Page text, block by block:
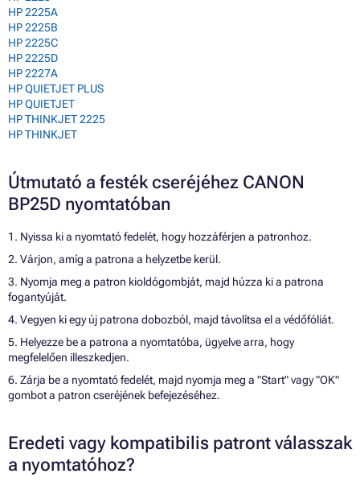
HP 2225A
HP 2225B
HP 2225C
HP 2225D
HP 2227A
HP QUIETJET PLUS
HP QUIETJET
HP THINKJET 2225
HP THINKJET
Útmutató a festék cseréjéhez CANON
BP25D nyomtatóban
1. Nyissa ki a nyomtató fedelét, hogy hozzáférjen a patronhoz.
2. Várjon, amíg a patrona a helyzetbe kerül.
3. Nyomja meg a patron kioldógombját, majd húzza ki a patrona
fogantyúját.
4. Vegyen ki egy új patrona dobozból, majd távolítsa el a védőfóliát.
5. Helyezze be a patrona a nyomtatóba, ügyelve arra, hogy
megfelelően illeszkedjen.
6. Zárja be a nyomtató fedelét, majd nyomja meg a "Start" vagy "OK"
gombot a patron cseréjének befejezéséhez.
Eredeti vagy kompatibilis patront válasszak
a nyomtatóhoz?